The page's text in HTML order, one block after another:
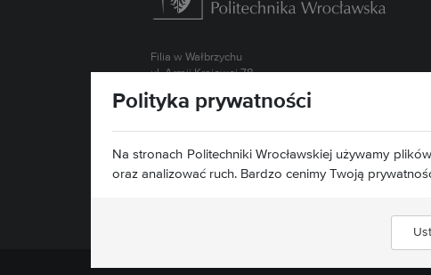
Filia w Wałbrzychu
ul. Armii Krajowej 78
Deklaracja dostępności »
Polityka prywatności
Na stronach Politechniki Wrocławskiej używamy
oraz analizować ruch. Bardzo cenimy Twoją